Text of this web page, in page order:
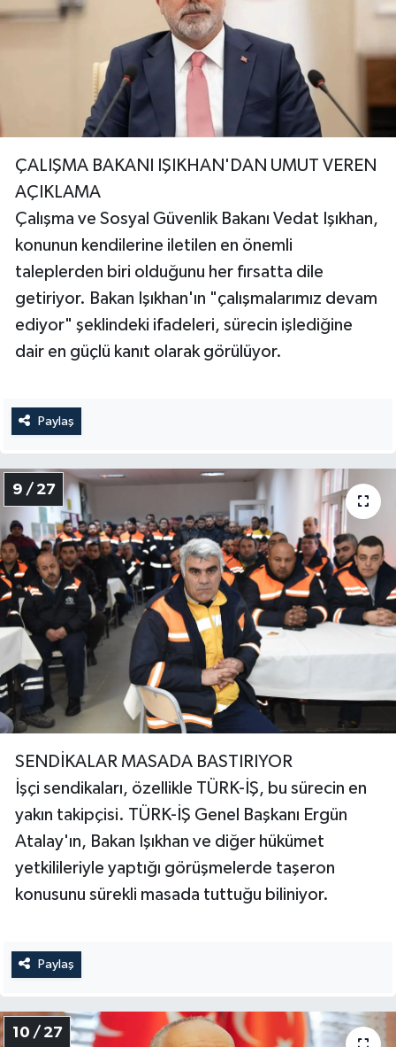
ÇALIŞMA BAKANI IŞIKHAN'DAN UMUT VEREN
AÇIKLAMA
Çalışma ve Sosyal Güvenlik Bakanı Vedat Işıkhan,
konunun kendilerine iletilen en önemli
taleplerden biri olduğunu her fırsatta dile
getiriyor. Bakan Işıkhan'ın "çalışmalarımız devam
ediyor" şeklindeki ifadeleri, sürecin işlediğine
dair en güçlü kanıt olarak görülüyor.
Paylaş
9 / 27
SENDİKALAR MASADA BASTIRIYOR
İşçi sendikaları, özellikle TÜRK-İŞ, bu sürecin en
yakın takipçisi. TÜRK-İŞ Genel Başkanı Ergün
Atalay'ın, Bakan Işıkhan ve diğer hükümet
yetkilileriyle yaptığı görüşmelerde taşeron
konusunu sürekli masada tuttuğu biliniyor.
Paylaş
10 / 27